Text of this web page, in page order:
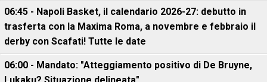
06:45 - Napoli Basket, il calendario 2026-27: debutto in
trasferta con la Maxima Roma, a novembre e febbraio il
derby con Scafati! Tutte le date
06:00 - Mandato: "Atteggiamento positivo di De Bruyne,